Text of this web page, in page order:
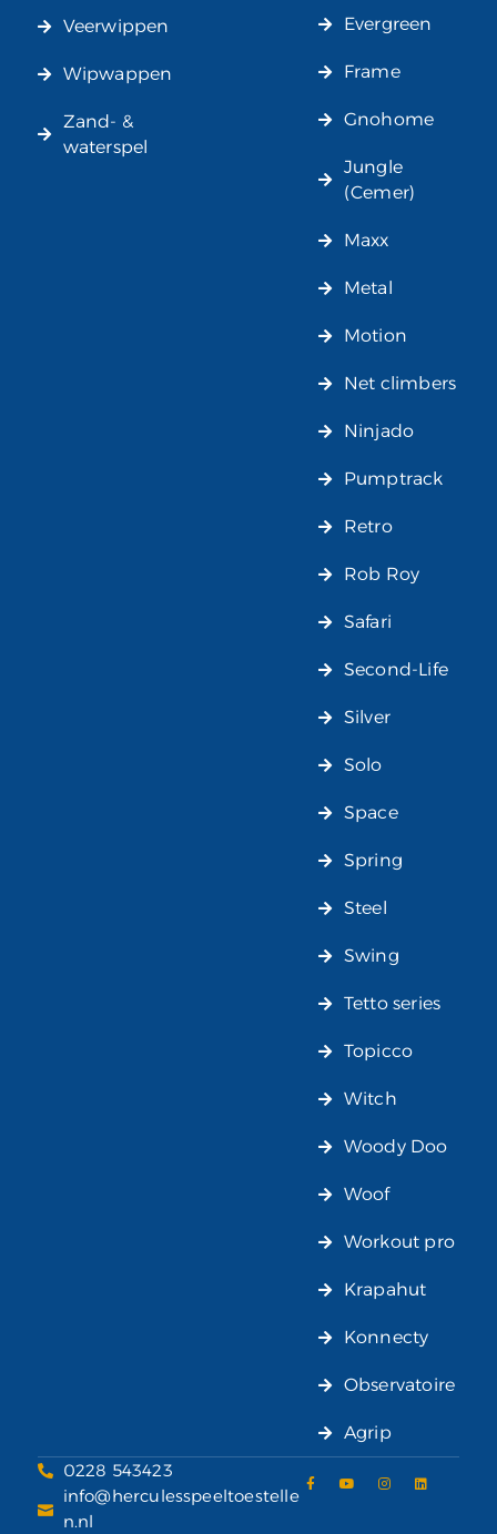
Veerwippen
Wipwappen
Zand- &
waterspel
Evergreen
Frame
Gnohome
Jungle
(Cemer)
Maxx
Metal
Motion
Net climbers
Ninjado
Pumptrack
Retro
Rob Roy
Safari
Second-Life
Silver
Solo
Space
Spring
Steel
Swing
Tetto series
Topicco
Witch
Woody Doo
Woof
Workout pro
Krapahut
Konnecty
Observatoire
Agrip
0228 543423
info@herculesspeeltoestelle
n.nl